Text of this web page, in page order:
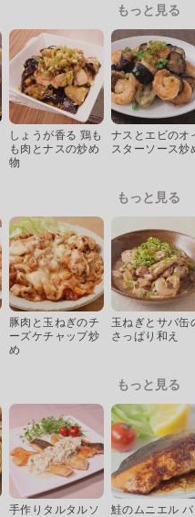
もっと見る
しょうが香る 鶏も
も肉とナスの炒め
物
ナスとエビのオ
スターソース炒
もっと見る
豚肉と玉ねぎのチ
ーズケチャップ炒
め
玉ねぎとサバ缶
さっぱり和え
もっと見る
手作りタルタルソ
鮭のムニエル